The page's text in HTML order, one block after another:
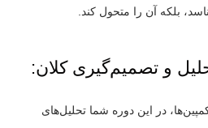
بلکه آن را متحول کند.
و تصمیم‌گیری کلان:
در این دوره شما تحلیل‌های